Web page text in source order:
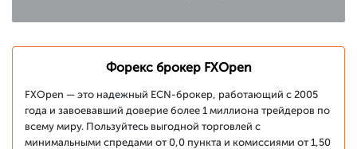
Форекс брокер FXOpen
FXOpen — это надежный ECN-брокер, работающий с 2005
года и завоевавший доверие более 1 миллиона трейдеров по
всему миру. Пользуйтесь выгодной торговлей с
минимальными спредами от 0,0 пункта и комиссиями от 1,50